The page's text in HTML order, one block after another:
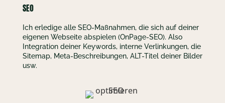
SEO
Ich erledige alle SEO-Maßnahmen, die sich auf deiner
eigenen Webseite abspielen (OnPage-SEO). Also
Integration deiner Keywords, interne Verlinkungen, die
Sitemap, Meta-Beschreibungen, ALT-Titel deiner Bilder
usw.